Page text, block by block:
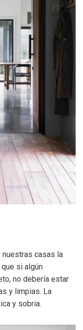
casas la
si algún
no debería estar
y limpias. La
y sobria.